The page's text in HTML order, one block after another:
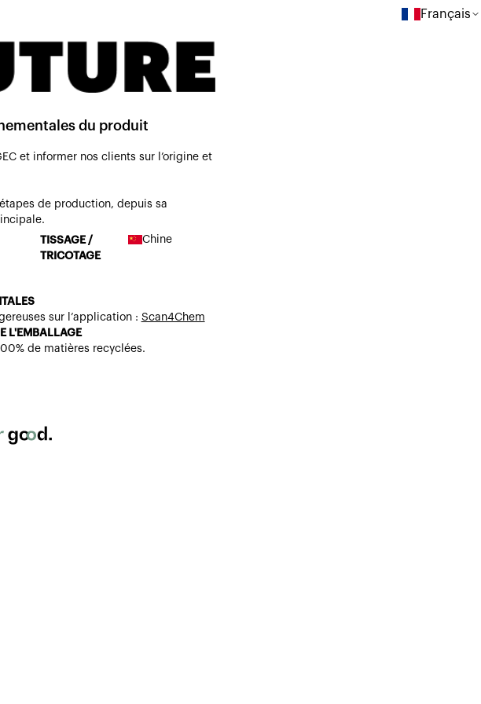
Français
du produit
et informer nos clients sur l’origine et
de production, depuis sa
TISSAGE /
TRICOTAGE
Chine
sur l’application : Scan4Chem
L'EMBALLAGE
de matières recyclées.